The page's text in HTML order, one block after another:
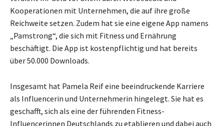
Kooperationen mit Unternehmen, die auf ihre große
Reichweite setzen. Zudem hat sie eine eigene App namens
„Pamstrong“, die sich mit Fitness und Ernährung
beschäftigt. Die App ist kostenpflichtig und hat bereits
über 50.000 Downloads.
Insgesamt hat Pamela Reif eine beeindruckende Karriere
als Influencerin und Unternehmerin hingelegt. Sie hat es
geschafft, sich als eine der führenden Fitness-
Influencerinnen Deutschlands zu etablieren und dabei auch